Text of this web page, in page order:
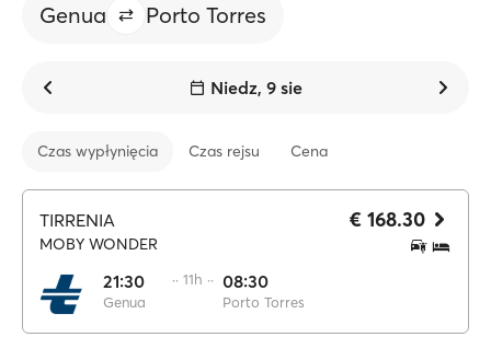
Genua Porto Torres
Niedz, 9 sie
Czas wypłynięcia Czas rejsu Cena
TIRRENIA
MOBY WONDER
21:30
Genua
·· 11h ·· 08:30
Porto Torres
€ 168.30